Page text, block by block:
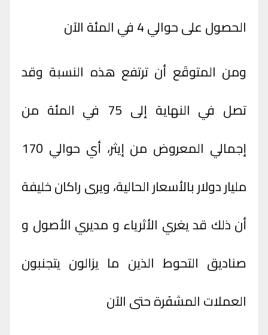
الحصول على حوالي 4 في المئة الآن
ومن المتوقَع أن ترتفع هذه النسبة وقد
تصل في النهاية إلى 75 في المئة من
إجمالي المعروض من إيثر، أي حوالي 170
مليار دولار بالأسعار الحالية، ويرى راكان خليفة
أن ذلك قد يغري الأثرياء و مديري الأصول و
صناديق التحوط الذين ما يزالون يتجنبون
العملات المشفَرة حتى الآن